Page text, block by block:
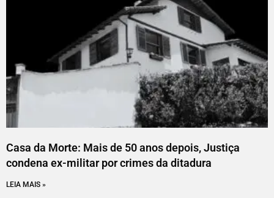
Casa da Morte: Mais de 50 anos depois, Justiça
condena ex-militar por crimes da ditadura
LEIA MAIS »